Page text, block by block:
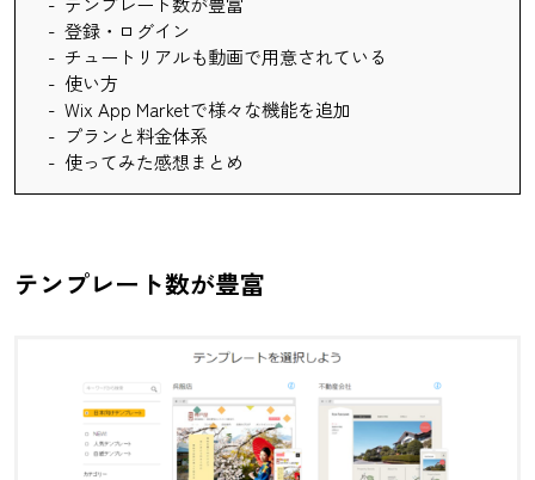
登録・ログイン
チュートリアルも動画で用意されている
使い方
Wix App Marketで様々な機能を追加
プランと料金体系
使ってみた感想まとめ
テンプレート数が豊富